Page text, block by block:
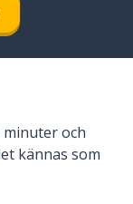
och
kännas som